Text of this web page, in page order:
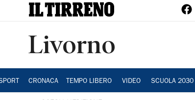
Livorno
CRONACA TEMPO LIBERO VIDEO SCUOLA 2030